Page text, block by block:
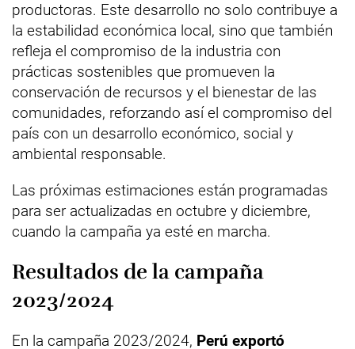
productoras. Este desarrollo no solo contribuye a
la estabilidad económica local, sino que también
refleja el compromiso de la industria con
prácticas sostenibles que promueven la
conservación de recursos y el bienestar de las
comunidades, reforzando así el compromiso del
país con un desarrollo económico, social y
ambiental responsable.
Las próximas estimaciones están programadas
para ser actualizadas en octubre y diciembre,
cuando la campaña ya esté en marcha.
Resultados de la campaña
2023/2024
En la campaña 2023/2024, Perú exportó